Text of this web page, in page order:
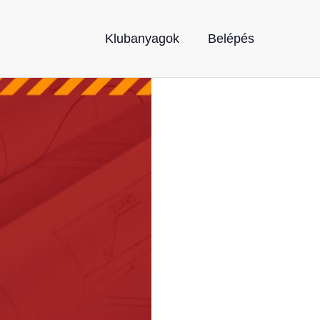
Klubanyagok Belépés